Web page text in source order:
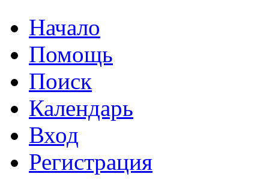
Начало
Помощь
Поиск
Календарь
Вход
Регистрация